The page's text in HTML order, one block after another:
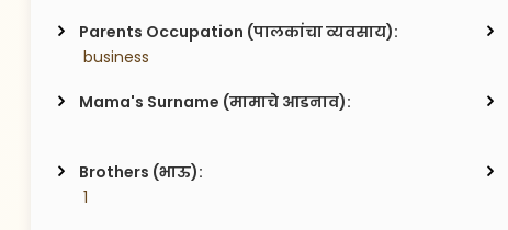
Parents Occupation (पालकांचा व्यवसाय):
business
Mama's Surname (मामाचे आडनाव):
Brothers (भाऊ):
1